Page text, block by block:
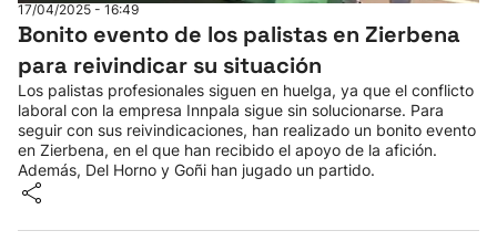
17/04/2025 - 16:49
Bonito evento de los palistas en Zierbena
para reivindicar su situación
Los palistas profesionales siguen en huelga, ya que el conflicto
laboral con la empresa Innpala sigue sin solucionarse. Para
seguir con sus reivindicaciones, han realizado un bonito evento
en Zierbena, en el que han recibido el apoyo de la afición.
Además, Del Horno y Goñi han jugado un partido.